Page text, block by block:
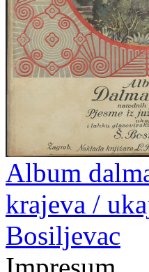
Album
krajeva /
Bosiljevac